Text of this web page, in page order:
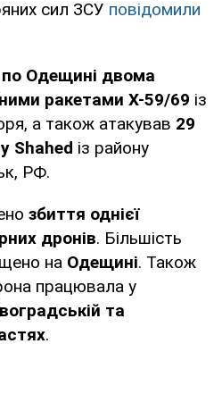
сил ЗСУ повідомили
Одещині двома
ракетами Х-59/69 із
а також атакував 29
Shahed із району
РФ.
збиття однієї
дронів. Більшість
на Одещині. Також
працювала у
та
.